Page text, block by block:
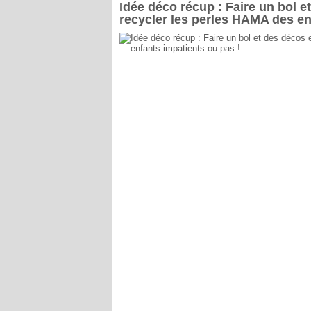
Idée déco récup : Faire un bol
recycler les perles HAMA des